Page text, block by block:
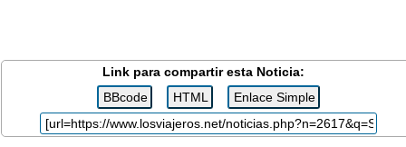
Link para compartir esta Noticia: